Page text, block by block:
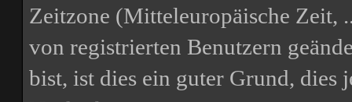
Zeitzone (Mitteleuropäische Zeit,
von registrierten Benutzern
bist, ist dies ein guter Grund, dies